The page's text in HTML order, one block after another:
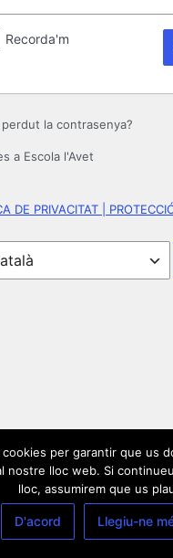
Recorda'm
la contrasenya?
a Escola l'Avet
DE PRIVACITAT |
per garantir que us
nostre lloc web. Si
lloc, assumirem que us
D'acord Llegiu-ne